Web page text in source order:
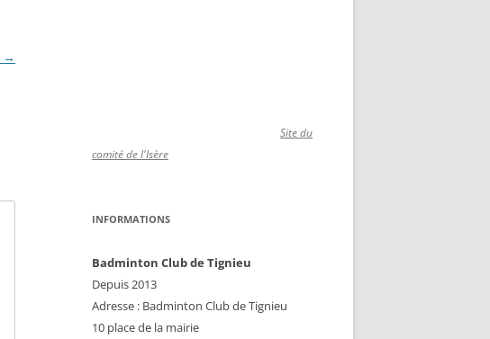
→
Site du
comité de l'Isère
INFORMATIONS
Badminton Club de Tignieu
Depuis 2013
Adresse : Badminton Club de Tignieu
10 place de la mairie